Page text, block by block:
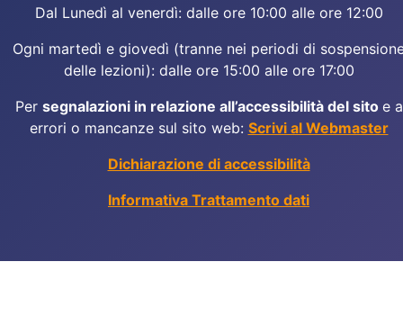
Dal Lunedì al venerdì: dalle ore 10:00 alle ore 12:00
Ogni martedì e giovedì (tranne nei periodi di
delle lezioni): dalle ore 15:00 alle ore 17:00
Per segnalazioni in relazione all’accessibilità del sito e a
errori o mancanze sul sito web: Scrivi al Webmaster
Dichiarazione di accessibilità
Informativa Trattamento dati